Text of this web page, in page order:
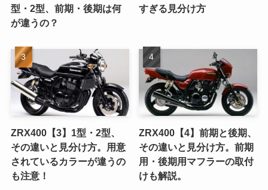
型・2型、前期・後期は何
が違うの？
すぎる見分け方
ZRX400【3】1型・2型、
その違いと見分け方。用意
されているカラーが違うの
も注意！
ZRX400【4】前期と後期、
その違いと見分け方。前期
用・後期用マフラーの取付
けも解説。